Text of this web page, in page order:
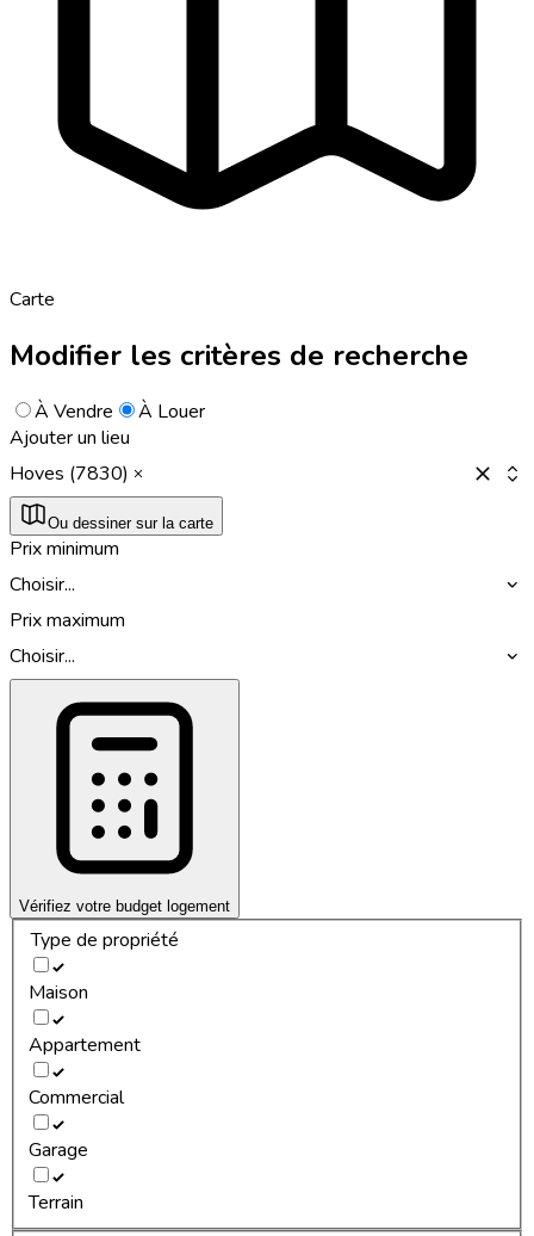
Carte
Modifier les critères de recherche
À Vendre
À Louer
Ajouter un lieu
Hoves (7830)
Ou dessiner sur la carte
Prix minimum
Choisir...
Prix maximum
Choisir...
Vérifiez votre budget logement
Type de propriété
Maison
Appartement
Commercial
Garage
Terrain